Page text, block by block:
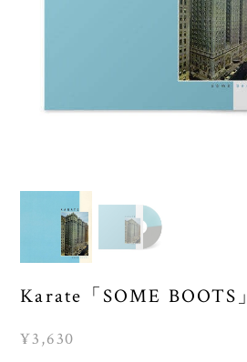
Karate「SOME BOOTS」
¥3,630